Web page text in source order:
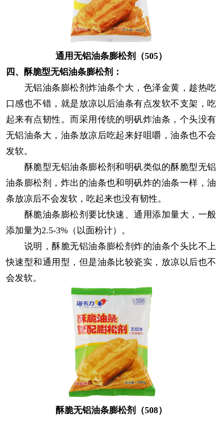
通用无铝油条膨松剂（505）
四、酥脆型无铝油条膨松剂：
无铝油条膨松剂炸油条个大，色泽金黄，趁热吃
口感也不错，就是放凉以后油条有点发软不支架，吃
起来有点韧性。而采用传统的明矾炸油条，个头没有
无铝油条大，油条放凉后吃起来好咀嚼，油条也不会
发软。
酥脆型无铝油条膨松剂和明矾类似的酥脆型无铝
油条膨松剂，炸出的油条也和明矾炸的油条一样，油
条放凉后不会发软，吃起来也没有韧性。
酥脆油条膨松剂要比快速、通用添加量大，一般
添加量为2.5-3%（以面粉计）。
说明，酥脆无铝油条膨松剂炸的油条个头比不上
快速型和通用型，但是油条比较瓷实，放凉以后也不
会发软。
酥脆无铝油条膨松剂（508）